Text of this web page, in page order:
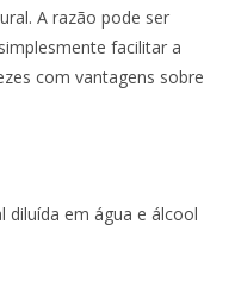
A razão pode ser
facilitar a
com vantagens sobre
diluída em água e álcool